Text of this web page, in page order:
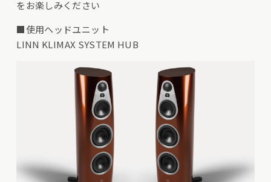
をお楽しみください
■使用ヘッドユニット
LINN KLIMAX SYSTEM HUB